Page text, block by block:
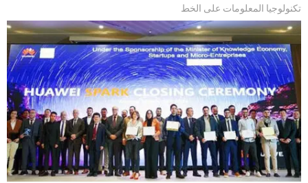
تكنولوجيا المعلومات على الخط